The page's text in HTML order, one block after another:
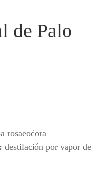
de Palo
rosaeodora
destilación por vapor de